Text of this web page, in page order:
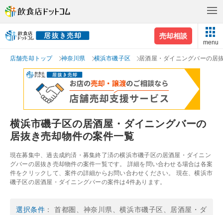
売却相談
menu
店舗売却トップ 神奈川県 横浜市磯子区 居酒屋・ダイニングバーの居
横浜市磯子区の居酒屋・ダイニングバーの
居抜き売却物件の案件一覧
現在募集中、過去成約済・募集終了済の横浜市磯子区の居酒屋・ダイニン
グバーの居抜き売却物件の案件一覧です。 詳細を問い合わせる場合は各案
件をクリックして、案件の詳細からお問い合わせください。 現在、横浜市
磯子区の居酒屋・ダイニングバーの案件は4件あります。
選択条件 ： 首都圏、神奈川県、横浜市磯子区、居酒屋・ダ